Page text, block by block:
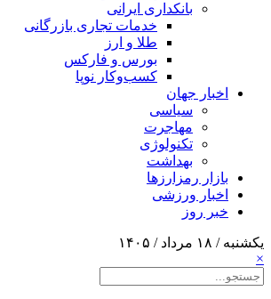
بانکداری ایرانی
خدمات تجاری بازرگانی
طلا و ارز
بورس و فارکس
کسب‌وکار نوپا
اخبار جهان
سیاسی
مهاجرت
تکنولوژی
بهداشت
بازار رمزارزها
اخبار ورزشی
خبر روز
یکشنبه / ۱۸ مرداد / ۱۴۰۵
×